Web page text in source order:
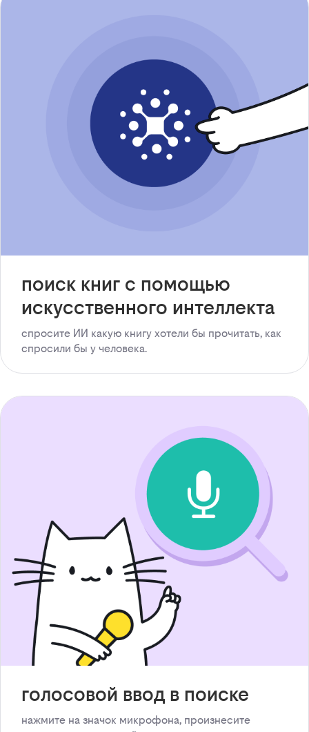
поиск книг с помощью
искусственного интеллекта
спросите ИИ какую книгу хотели бы прочитать, как
спросили бы у человека.
голосовой ввод в поиске
нажмите на значок микрофона, произнесите